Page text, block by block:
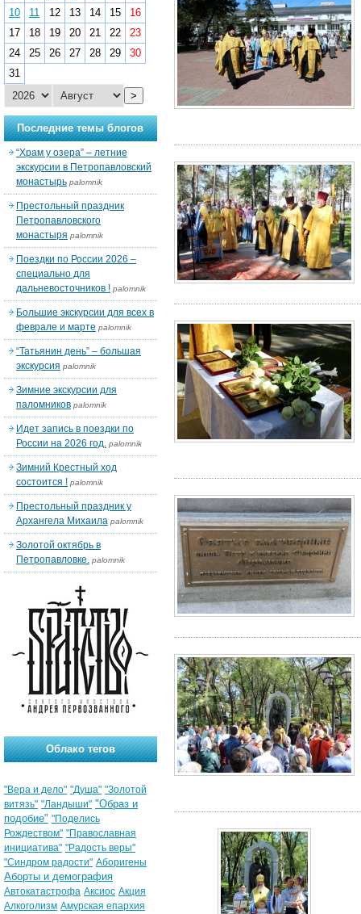
10
11 12 13 14 15
16
17
18 19 20 21 22
23
24
25 26 27 28 29
30
31
>
Последние темы блогов
“Храм у озера” – летние
экскурсии в Петропавловский
монастырь palomnik
Престольный праздник
Петропавловского
монастыря palomnik
Поездки по России 2026 –
специально для
дальневосточников ! palomnik
Большие экскурсии для всех в
феврале и марте palomnik
“Татьянин день” – большая
экскурсия palomnik
Зимние экскурсии для
паломников palomnik
Идет запись в поездки по
России на 2026 год. palomnik
Зимний Крестный ход
состоится ! palomnik
Престольный праздник у
Архангела Михаила palomnik
Золотой октябрь в
Петропавловке. palomnik
Облако тегов
"Вера и дело" "Душа" "Золотой
витязь" "Ландыши" "Образ и
подобие" "Поделись
Рождеством" "Православная
инициатива" "Радость веры"
"Синдром радости" Аборигены
Аборты и демография
Автокатастрофа Аксиос Акция
Алкоголизм Амурская епархия